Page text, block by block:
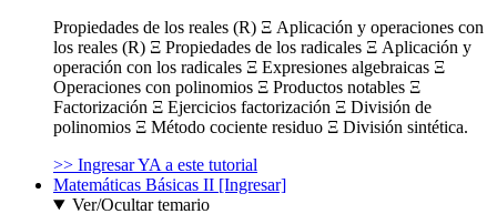
Propiedades de los reales (R) Ξ Aplicación y operaciones con
los reales (R) Ξ Propiedades de los radicales Ξ Aplicación y
operación con los radicales Ξ Expresiones algebraicas Ξ
Operaciones con polinomios Ξ Productos notables Ξ
Factorización Ξ Ejercicios factorización Ξ División de
polinomios Ξ Método cociente residuo Ξ División sintética.
>> Ingresar YA a este tutorial
Matemáticas Básicas II [Ingresar]
Ver/Ocultar temario